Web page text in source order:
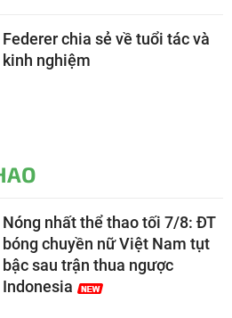
Federer chia sẻ về tuổi tác và
kinh nghiệm
Nóng nhất thể thao tối 7/8: ĐT
bóng chuyền nữ Việt Nam tụt
bậc sau trận thua ngược
Indonesia